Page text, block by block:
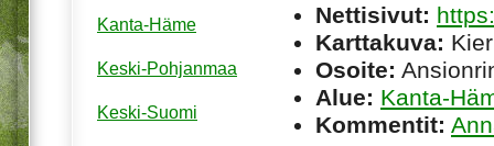
Nettisivut:
Karttakuva:
Osoite:
Alue: Kanta-
Kommentit:
Kanta-Häme
Keski-Pohjanmaa
Keski-Suomi